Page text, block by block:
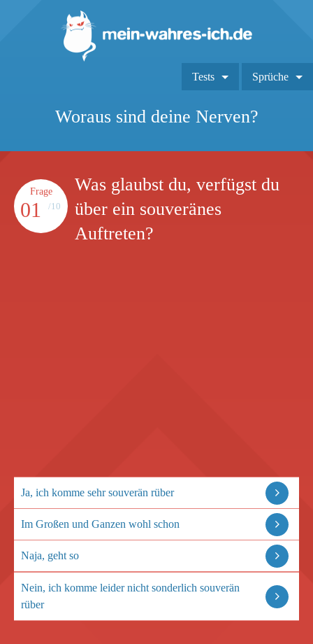
Tests Sprüche
Woraus sind deine Nerven?
Frage
01 /10
Was glaubst du, verfügst du
über ein souveränes
Auftreten?
Ja, ich komme sehr souverän rüber
Im Großen und Ganzen wohl schon
Naja, geht so
Nein, ich komme leider nicht sonderlich souverän
rüber